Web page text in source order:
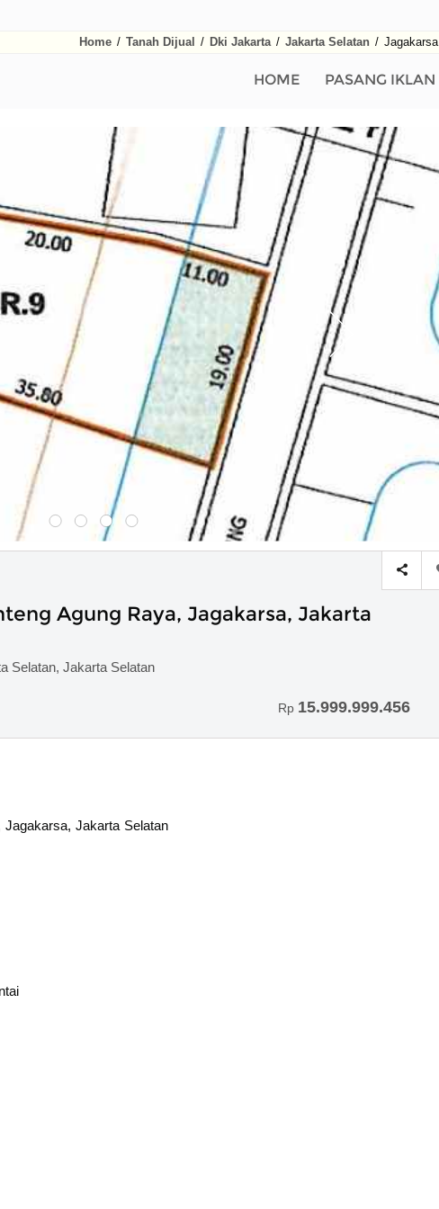
Home / Tanah Dijual / Dki Jakarta / Jakarta Selatan / Jagakarsa
HOME PASANG IKLAN
Agung Raya, Jagakarsa, Jakarta
Selatan, Jakarta Selatan
Rp 15.999.999.456
Jakarta Selatan